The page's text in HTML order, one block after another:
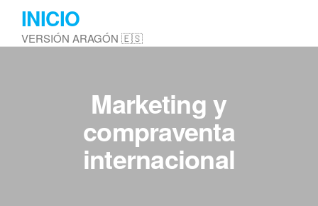
Saltar
contenido
INICIO
VERSIÓN ARAGÓN 🇪🇸
Marketing y
compraventa
internacional